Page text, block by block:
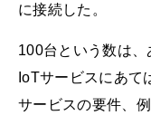
に接続した。
100台という数は
IoTサービスにあて
サービスの要件、